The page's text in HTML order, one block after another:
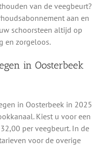
van de veegbeurt?
aan en
schoorsteen altijd op
en zorgeloos.
in Oosterbeek
in Oosterbeek in 2025
Kiest u voor een
per veegbeurt. In de
voor de overige